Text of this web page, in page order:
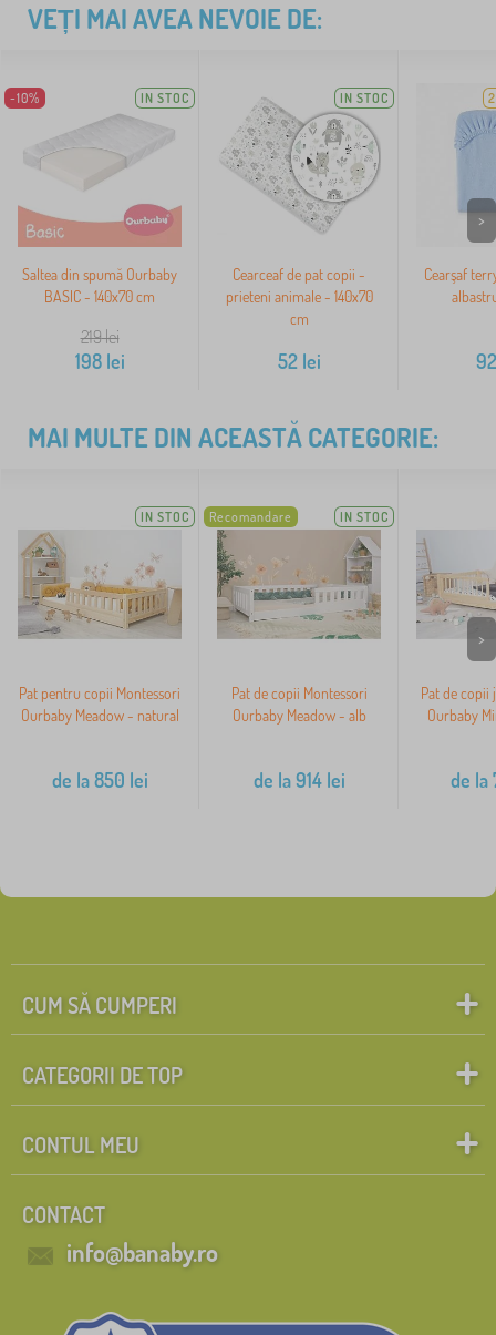
VEȚI MAI AVEA NEVOIE DE:
-10% IN STOC
Saltea din spumă Ourbaby
BASIC - 140x70 cm
219lei
198lei
IN STOC
Cearceaf de pat copii -
prieteni animale - 140x70
cm
52lei
Cearşaf
92
>
MAI MULTE DIN ACEASTĂ CATEGORIE:
IN STOC
Pat pentru copii Montessori
Ourbaby Meadow - natural
de la850 lei
Recomandare IN STOC
Pat de copii Montessori
Ourbaby Meadow - alb
de la914lei
Pat de copii
Ourbaby
de la
>
CUM SĂ CUMPERI
CATEGORII DE TOP
CONTUL MEU
CONTACT
info@banaby.ro